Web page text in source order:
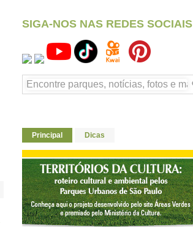
SIGA-NOS NAS REDES SOCIAIS
Principal Dicas